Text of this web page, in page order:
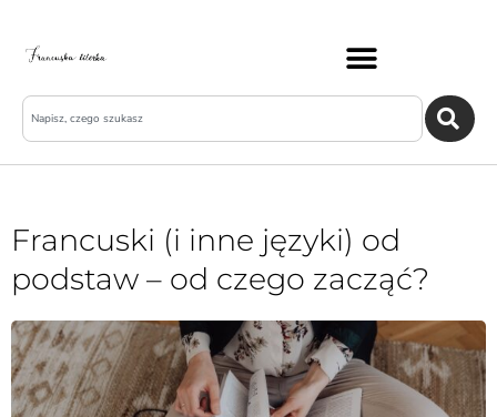
Francuski (i inne języki) od
podstaw – od czego zacząć?